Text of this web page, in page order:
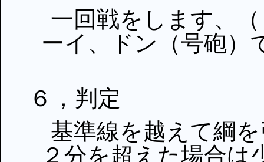
一回戦をします、
ーイ、ドン（号砲）
６，判定
基準線を越えて綱
２分を超えた場合